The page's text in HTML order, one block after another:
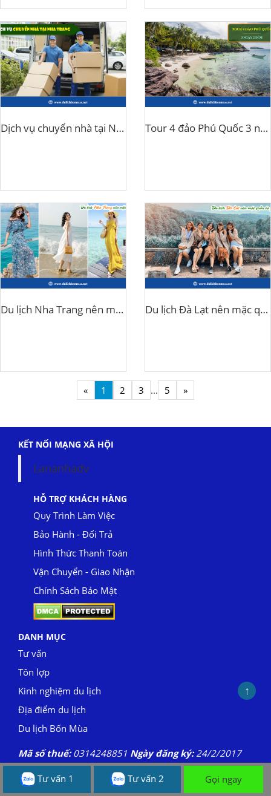
Dịch vụ chuyển nhà tại Nha Trang Tour 4 đảo Phú Quốc 3 ngày 2 đêm
Du lịch Nha Trang nên mặc quần áo gì? Du lịch Đà Lạt nên mặc quần áo gì?
« 1 2 3 ... 5 »
KẾT NỐI MẠNG XÃ HỘI
Lananhadv
HỖ TRỢ KHÁCH HÀNG
Quy Trình Làm Việc
Bảo Hành - Đổi Trả
Hình Thức Thanh Toán
Vận Chuyển - Giao Nhận
Chính Sách Bảo Mật
DANH MỤC
Tư vấn
Tôn lợp
Kinh nghiệm du lịch
Địa điểm du lịch
Du lịch Bốn Mùa
Mã số thuế:0314248851 Ngày đăng ký:24/2/2017
Tel:
- Hotline:
Email:denguyen.raochung@gmail.com
↑
Tư vấn 1 Tư vấn 2 Gọi ngay